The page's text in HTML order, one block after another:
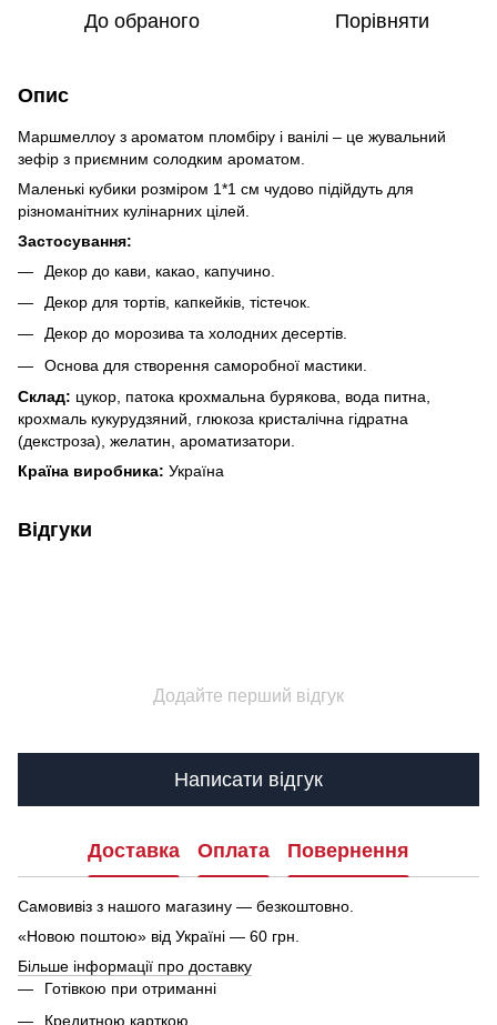
До обраного Порівняти
Опис
Маршмеллоу з ароматом пломбіру і ванілі – це жувальний
зефір з приємним солодким ароматом.
Маленькі кубики розміром 1*1 см чудово підійдуть для
різноманітних кулінарних цілей.
Застосування:
Декор до кави, какао, капучино.
Декор для тортів, капкейків, тістечок.
Декор до морозива та холодних десертів.
Основа для створення саморобної мастики.
Склад: цукор, патока крохмальна бурякова, вода питна,
крохмаль кукурудзяний, глюкоза кристалічна гідратна
(декстроза), желатин, ароматизатори.
Країна виробника: Україна
Відгуки
Додайте перший відгук
Написати відгук
Доставка Оплата Повернення
Самовивіз з нашого магазину — безкоштовно.
«Новою поштою» від Україні — 60 грн.
Більше інформації про доставку
Готівкою при отриманні
Кредитною карткою